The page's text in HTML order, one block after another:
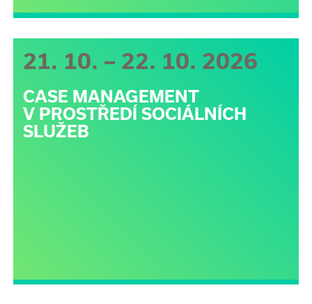
21. 10. – 22. 10. 2026
CASE MANAGEMENT
V PROSTŘEDÍ SOCIÁLNÍCH
SLUŽEB